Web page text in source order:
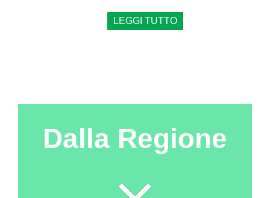
LEGGI TUTTO
Dalla Regione